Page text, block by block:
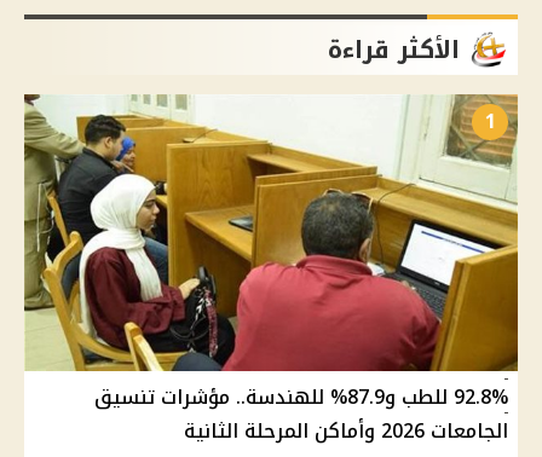
الأكثر قراءة
1
92.8% للطب و87.9% للهندسة.. مؤشرات تنسيق
الجامعات 2026 وأماكن المرحلة الثانية